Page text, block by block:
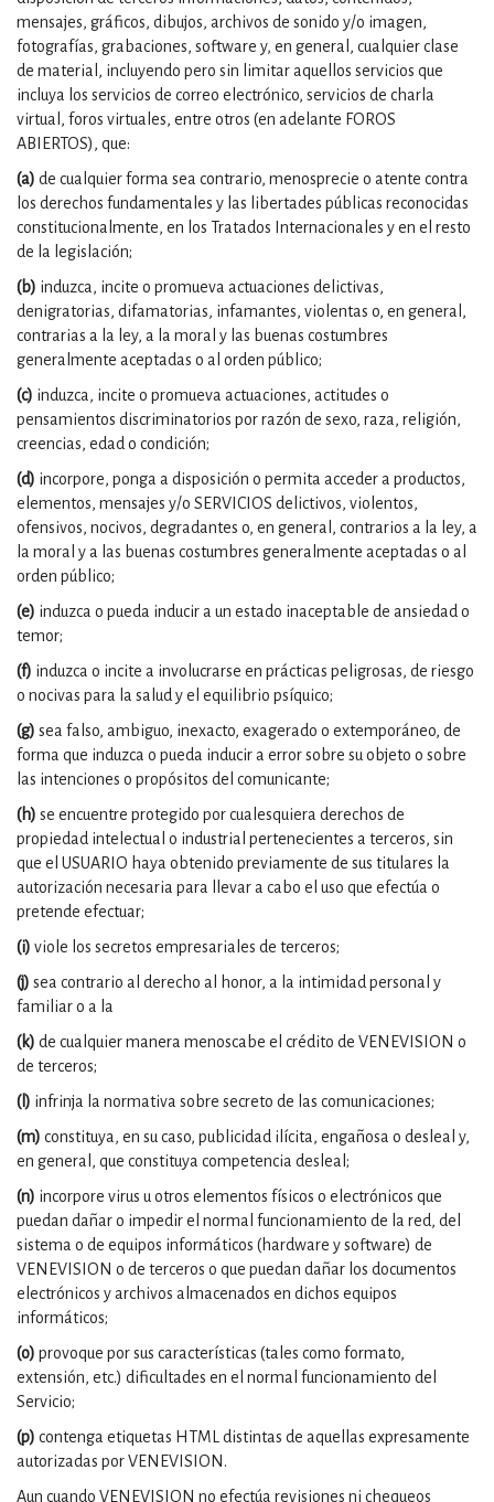
mensajes, gráficos, dibujos, archivos de sonido y/o imagen,
fotografías, grabaciones, software y, en general, cualquier clase
de material, incluyendo pero sin limitar aquellos servicios que
incluya los servicios de correo electrónico, servicios de charla
virtual, foros virtuales, entre otros (en adelante FOROS
ABIERTOS), que:
(a) de cualquier forma sea contrario, menosprecie o atente contra
los derechos fundamentales y las libertades públicas reconocidas
constitucionalmente, en los Tratados Internacionales y en el resto
de la legislación;
(b) induzca, incite o promueva actuaciones delictivas,
denigratorias, difamatorias, infamantes, violentas o, en general,
contrarias a la ley, a la moral y las buenas costumbres
generalmente aceptadas o al orden público;
(c) induzca, incite o promueva actuaciones, actitudes o
pensamientos discriminatorios por razón de sexo, raza, religión,
creencias, edad o condición;
(d) incorpore, ponga a disposición o permita acceder a productos,
elementos, mensajes y/o SERVICIOS delictivos, violentos,
ofensivos, nocivos, degradantes o, en general, contrarios a la ley, a
la moral y a las buenas costumbres generalmente aceptadas o al
orden público;
(e) induzca o pueda inducir a un estado inaceptable de ansiedad o
temor;
(f) induzca o incite a involucrarse en prácticas peligrosas, de riesgo
o nocivas para la salud y el equilibrio psíquico;
(g) sea falso, ambiguo, inexacto, exagerado o extemporáneo, de
forma que induzca o pueda inducir a error sobre su objeto o sobre
las intenciones o propósitos del comunicante;
(h) se encuentre protegido por cualesquiera derechos de
propiedad intelectual o industrial pertenecientes a terceros, sin
que el USUARIO haya obtenido previamente de sus titulares la
autorización necesaria para llevar a cabo el uso que efectúa o
pretende efectuar;
(i) viole los secretos empresariales de terceros;
(j) sea contrario al derecho al honor, a la intimidad personal y
familiar o a la
(k) de cualquier manera menoscabe el crédito de VENEVISION o
de terceros;
(l) infrinja la normativa sobre secreto de las comunicaciones;
(m) constituya, en su caso, publicidad ilícita, engañosa o desleal y,
en general, que constituya competencia desleal;
(n) incorpore virus u otros elementos físicos o electrónicos que
puedan dañar o impedir el normal funcionamiento de la red, del
sistema o de equipos informáticos (hardware y software) de
VENEVISION o de terceros o que puedan dañar los documentos
electrónicos y archivos almacenados en dichos equipos
informáticos;
(o) provoque por sus características (tales como formato,
extensión, etc.) dificultades en el normal funcionamiento del
Servicio;
(p) contenga etiquetas HTML distintas de aquellas expresamente
autorizadas por VENEVISION.
Aun cuando VENEVISION no efectúa revisiones ni chequeos